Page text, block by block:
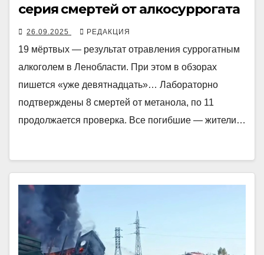
серия смертей от алкосуррогата
26.09.2025 РЕДАКЦИЯ
19 мёртвых — результат отравления суррогатным
алкоголем в Ленобласти. При этом в обзорах
пишется «уже девятнадцать»… Лабораторно
подтверждены 8 смертей от метанола, по 11
продолжается проверка. Все погибшие — жители…